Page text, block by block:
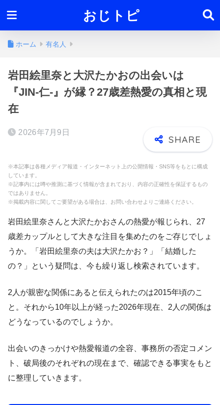
おじトピ
ホーム 有名人
岩田絵里奈と大沢たかおの出会いは
『JIN-仁-』が縁？27歳差熱愛の真相と現
在
2026年7月9日
※本記事は各種メディア報道・インターネット上の公開情報・SNS等をもとに構成
しています。
※記事内には噂や推測に基づく情報が含まれており、内容の正確性を保証するもの
ではありません。
※掲載内容に関してご要望がある場合は、お問い合わせよりご連絡ください。
岩田絵里奈さんと大沢たかおさんの熱愛が報じられ、27
歳差カップルとして大きな注目を集めたのをご存じでしょ
うか。「岩田絵里奈の夫は大沢たかお？」「結婚した
の？」という疑問は、今も繰り返し検索されています。
2人が親密な関係にあると伝えられたのは2015年頃のこ
と。それから10年以上が経った2026年現在、2人の関係は
どうなっているのでしょうか。
出会いのきっかけや熱愛報道の全容、事務所の否定コメン
ト、破局後のそれぞれの現在まで、確認できる事実をもと
に整理していきます。